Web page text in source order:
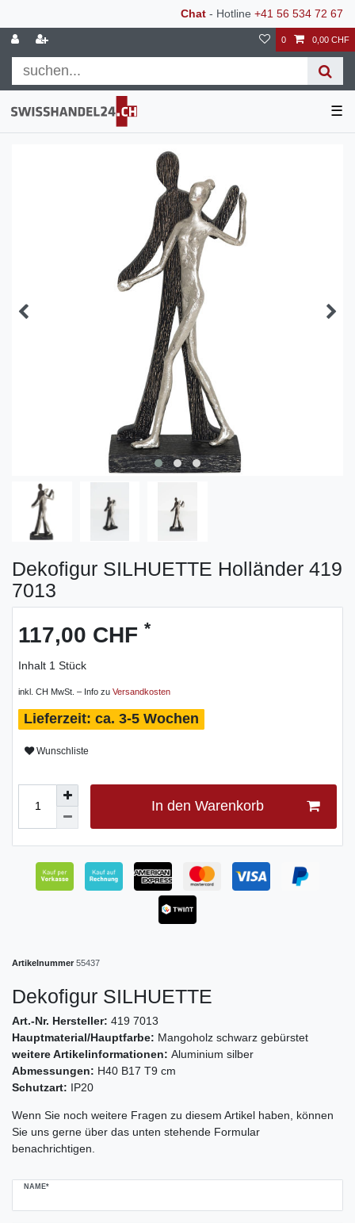
Chat - Hotline +41 56 534 72 67
0 0,00 CHF
☰
Dekofigur SILHUETTE Holländer 419
7013
117,00 CHF *
Inhalt 1 Stück
inkl. CH MwSt. – Info zu Versandkosten
ca. 3-5 Wochen
Wunschliste
In den Warenkorb
Artikelnummer 55437
Dekofigur SILHUETTE
Art.-Nr. Hersteller: 419 7013
Hauptmaterial/Hauptfarbe: Mangoholz schwarz gebürstet
weitere Artikelinformationen: Aluminium silber
Abmessungen: H40 B17 T9 cm
Schutzart: IP20
Wenn Sie noch weitere Fragen zu diesem Artikel haben, können
Sie uns gerne über das unten stehende Formular
benachrichtigen.
NAME*